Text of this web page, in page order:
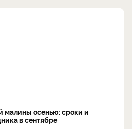
малины осенью: сроки и
в сентябре